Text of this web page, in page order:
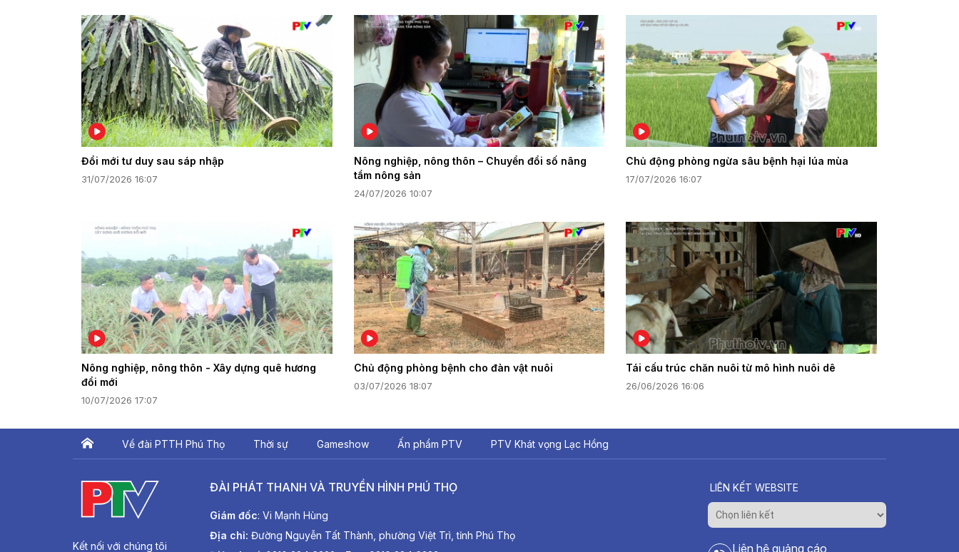
Đổi mới tư duy sau sáp nhập
31/07/2026 16:07
Nông nghiệp, nông thôn – Chuyển đổi số nâng
tầm nông sản
24/07/2026 10:07
Chủ động phòng ngừa sâu bệnh hại lúa mùa
17/07/2026 16:07
Nông nghiệp, nông thôn - Xây dựng quê hương
đổi mới
10/07/2026 17:07
Chủ động phòng bệnh cho đàn vật nuôi
03/07/2026 18:07
Tái cấu trúc chăn nuôi từ mô hình nuôi dê
26/06/2026 16:06
Về đài PTTH Phú Thọ Thời sự Gameshow Ấn phẩm PTV PTV Khát vọng Lạc Hồng
Kết nối với chúng tôi
ĐÀI PHÁT THANH VÀ TRUYỀN HÌNH PHÚ THỌ
Giám đốc: Vi Mạnh Hùng
Địa chỉ: Đường Nguyễn Tất Thành, phường Việt Trì, tỉnh Phú Thọ
LIÊN KẾT WEBSITE
Liên hệ quảng cáo